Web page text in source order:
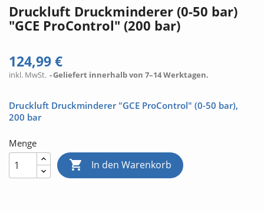
Druckluft Druckminderer (0-50 bar)
"GCE ProControl" (200 bar)
124,99 €
inkl. MwSt. Geliefert innerhalb von 7–14 Werktagen.
Druckluft Druckminderer "GCE ProControl" (0-50 bar),
200 bar
Menge
 In den Warenkorb